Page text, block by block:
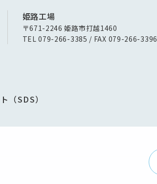
姫路工場
〒671-2246 姫路市打越1460
TEL 079-266-3385 / FAX 079-266-3396
（SDS）